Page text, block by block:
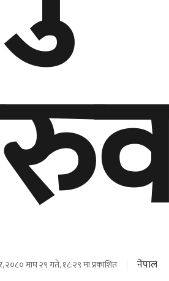
२०८० माघ २९ गते, १८:२९ मा प्रकाशित नेपाल